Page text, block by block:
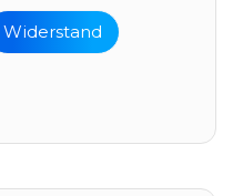
Widerstand